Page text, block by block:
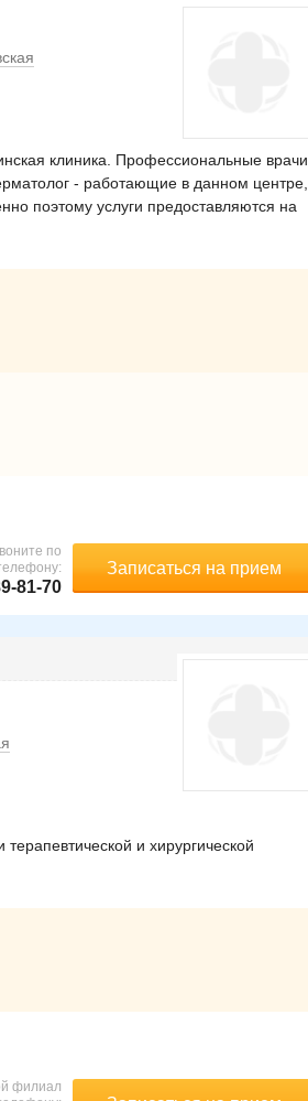
клиника. Профессиональные врачи
- работающие в данном центре,
поэтому услуги предоставляются на
Записаться на прием
по
81-70
и хирургической
филиал